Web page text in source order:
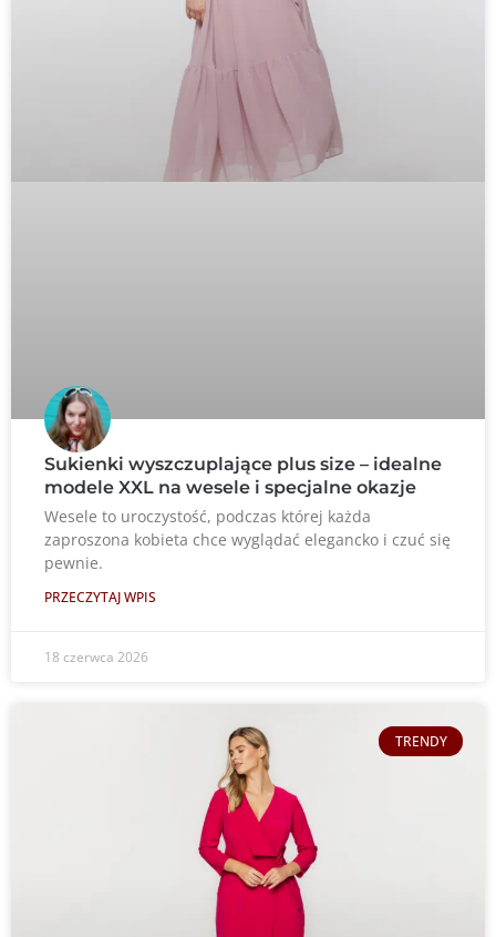
Sukienki wyszczuplające plus size – idealne
modele XXL na wesele i specjalne okazje
Wesele to uroczystość, podczas której każda
zaproszona kobieta chce wyglądać elegancko i czuć się
pewnie.
PRZECZYTAJ WPIS
18 czerwca 2026
TRENDY